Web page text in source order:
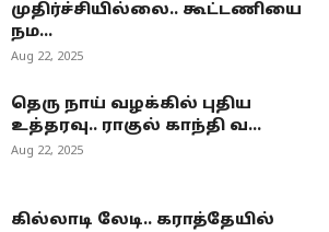
முதிர்ச்சியில்லை.. கூட்டணியை
நம...
Aug 22, 2025
தெரு நாய் வழக்கில் புதிய
உத்தரவு.. ராகுல் காந்தி வ...
Aug 22, 2025
கில்லாடி லேடி.. கராத்தேயில்